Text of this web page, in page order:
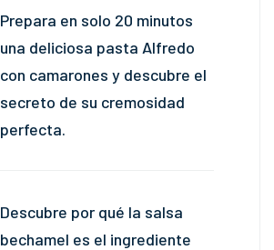
Prepara en solo 20 minutos
una deliciosa pasta Alfredo
con camarones y descubre el
secreto de su cremosidad
perfecta.
Descubre por qué la salsa
bechamel es el ingrediente